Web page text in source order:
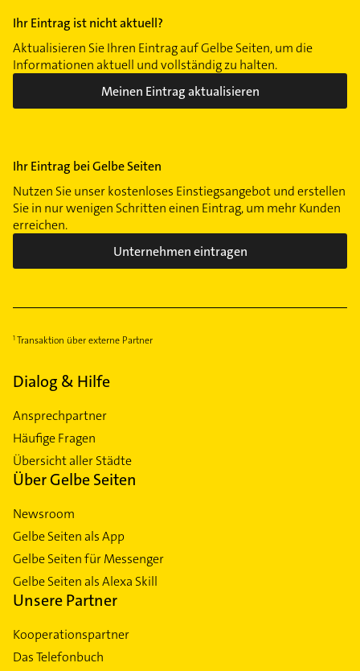
Ihr Eintrag ist nicht aktuell?
Aktualisieren Sie Ihren Eintrag auf Gelbe Seiten, um die
Informationen aktuell und vollständig zu halten.
Meinen Eintrag aktualisieren
Ihr Eintrag bei Gelbe Seiten
Nutzen Sie unser kostenloses Einstiegsangebot und erstellen
Sie in nur wenigen Schritten einen Eintrag, um mehr Kunden
erreichen.
Unternehmen eintragen
Transaktion über externe Partner
Dialog & Hilfe
Ansprechpartner
Häufige Fragen
Übersicht aller Städte
Über Gelbe Seiten
Newsroom
Gelbe Seiten als App
Gelbe Seiten für Messenger
Gelbe Seiten als Alexa Skill
Unsere Partner
Kooperationspartner
Das Telefonbuch